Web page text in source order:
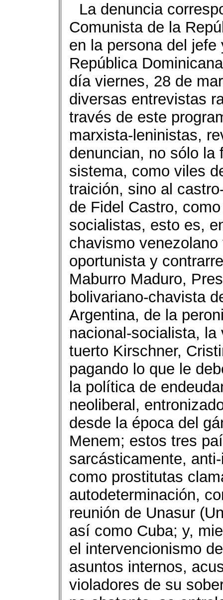
La denuncia
Comunista de la
en la persona del
República
día viernes, 28 de
diversas entrevistas
través de este
marxista-leninistas,
denuncian, no sólo la
sistema, como viles
traición, sino al
de Fidel Castro,
socialistas, esto es,
chavismo
oportunista y
Maburro Maduro,
bolivariano-chavista
Argentina, de la
nacional-socialista,
tuerto Kirschner,
pagando lo que le
la política de
neoliberal,
desde la época del
Menem; estos tres
sarcásticamente,
como prostitutas
autodeterminación,
reunión de Unasur
así como Cuba; y,
el intervencionismo
asuntos internos,
violadores de su